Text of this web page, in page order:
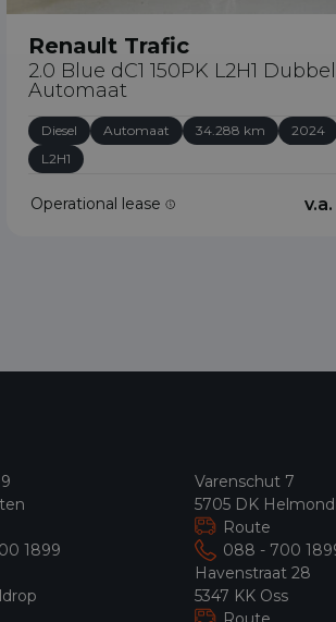
Renault Trafic
2.0 Blue dC1 150PK L2H1
Automaat
Diesel Automaat 34.288 km 2024
L2H1
Operational lease
1899
Varenschut 7
5705 DK Helmond
Route
088 - 700
Havenstraat 28
5347 KK Oss